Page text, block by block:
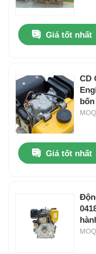
Giá tốt nhất
CD
Giá tốt nhất